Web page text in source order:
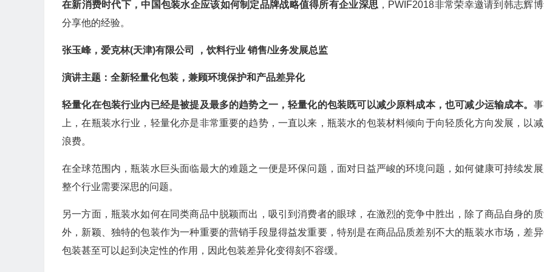
在新消费时代下，中国包装水企应该如何制定品牌战略值得所有企业深思 ，PWIF2018非常荣幸邀请到韩志辉
分享他的经验。
张玉峰，爱克林(天津)有限公司 ，饮料行业 销售/业务发展总监
演讲主题：全新轻量化包装，兼顾环境保护和产品差异化
轻量化在包装行业内已经是被提及最多的趋势之一，轻量化的包装既可以减少原料成本，也可减少运输成本。
上，在瓶装水行业，轻量化亦是非常重要的趋势，一直以来，瓶装水的包装材料倾向于向轻质化方向发展，以
浪费。
在全球范围内，瓶装水巨头面临最大的难题之一便是环保问题，面对日益严峻的环境问题，如何健康可持续发
整个行业需要深思的问题。
另一方面，瓶装水如何在同类商品中脱颖而出，吸引到消费者的眼球，在激烈的竞争中胜出，除了商品自身的
外，新颖、独特的包装作为一种重要的营销手段显得益发重要，特别是在商品品质差别不大的瓶装水市场，差
包装甚至可以起到决定性的作用，因此包装差异化变得刻不容缓。